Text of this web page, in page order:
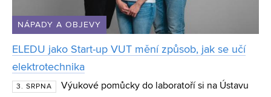
NÁPADY A OBJEVY
ELEDU jako Start-up VUT mění způsob, jak se učí
elektrotechnika
3. SRPNA
Výukové pomůcky do laboratoří si na Ústavu